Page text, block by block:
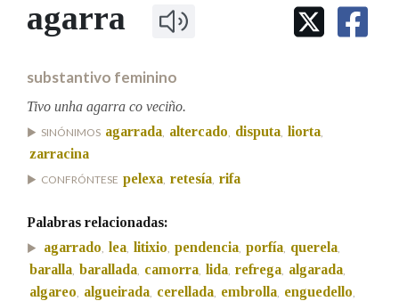
IDENTIDADE CORPORATIVA
MARCIAL DEL ADALID
FIGURAS HOMENAXEADAS
PORTAL DAS PALABRAS
Facebook
TwitterYoutubeInstagramBluesky
BUSCAR NOS LEMAS
Remata por
BUSCAR NO CONTIDO
agarra
substantivo feminino
Tivo unha agarra co veciño.
SINÓNIMOS agarrada, altercado, disputa, liorta,
zarracina
CONFRÓNTESE pelexa, retesía, rifa
Palabras relacionadas:
agarrado, lea, litixio, pendencia, porfía, querela,
baralla, barallada, camorra, lida, refrega, algarada,
algareo, algueirada, cerellada, embrolla, enguedello,